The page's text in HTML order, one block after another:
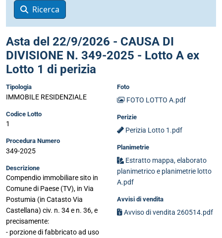
Ricerca
Asta del 22/9/2026 - CAUSA DI
DIVISIONE N. 349-2025 - Lotto A ex
Lotto 1 di perizia
Tipologia
IMMOBILE RESIDENZIALE
Codice Lotto
1
Procedura Numero
349-2025
Descrizione
Compendio immobiliare sito in
Comune di Paese (TV), in Via
Postumia (in Catasto Via
Castellana) civ. n. 34 e n. 36, e
precisamente:
- porzione di fabbricato ad uso
Foto
FOTO LOTTO A.pdf
Perizie
Perizia Lotto 1.pdf
Planimetrie
Estratto mappa, elaborato
planimetrico e planimetrie lotto
A.pdf
Avvisi di vendita
Avviso di vendita 260514.pdf